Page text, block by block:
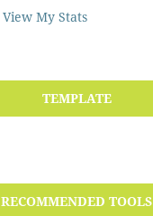
View My Stats
TEMPLATE
RECOMMENDED TOOLS